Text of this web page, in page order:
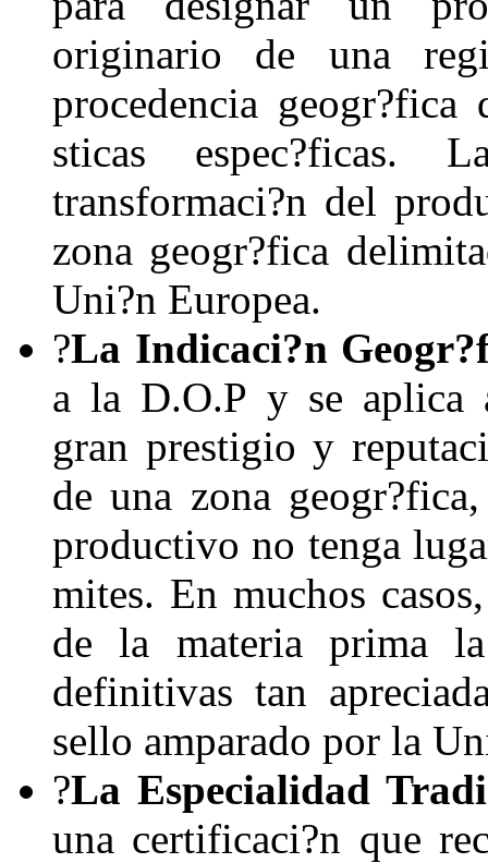
originario de una
procedencia geogr?fica
sticas espec?ficas.
transformaci?n del
zona geogr?fica
Uni?n Europea.
?La Indicaci?n
a la D.O.P y se aplica
gran prestigio y
de una zona
productivo no tenga
mites. En muchos
de la materia prima
definitivas tan
sello amparado por la
?La Especialidad
una certificaci?n que